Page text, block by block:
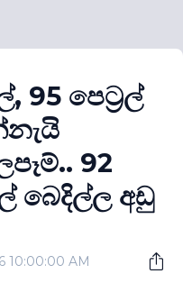
95 පෙට‍්‍රල්
92
බෙදිල්ල අඩු
10:00:00 AM